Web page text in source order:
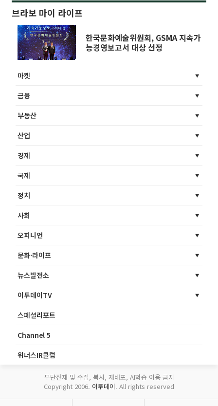
브라보 마이 라이프
한국문화예술위원회, GSMA 지속가
능경영보고서 대상 선정
마켓
금융
부동산
산업
경제
국제
정치
사회
오피니언
문화·라이프
뉴스발전소
이투데이TV
스페셜리포트
Channel 5
위너스IR클럽
무단전재 및 수집, 복사, 재배포, AI학습 이용 금지
Copyright 2006. 이투데이. All rights reserved